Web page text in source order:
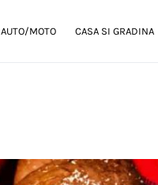
AUTO/MOTO CASA SI GRADINA